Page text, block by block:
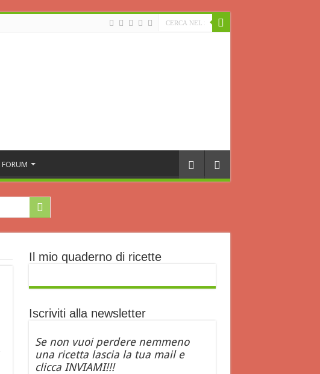
FORUM
Il mio quaderno di ricette
Iscriviti alla newsletter
Se non vuoi perdere nemmeno
una ricetta lascia la tua mail e
clicca INVIAMI!!!